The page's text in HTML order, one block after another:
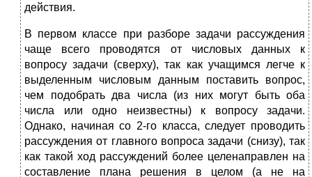
действия.
В первом классе при разборе задачи рас­суждения
чаще всего проводятся от числовых данных к
вопросу задачи (сверху), так как учащимся легче к
выделенным числовым данным поставить вопрос,
чем подобрать два числа (из них могут быть оба
числа или одно неизвестны) к вопросу задачи.
Однако, начиная со 2-го класса, следует проводить
рассуждения от главного вопроса задачи (снизу), так
как такой ход рассуждений более целенаправлен на
составление плана решения в целом (а не на